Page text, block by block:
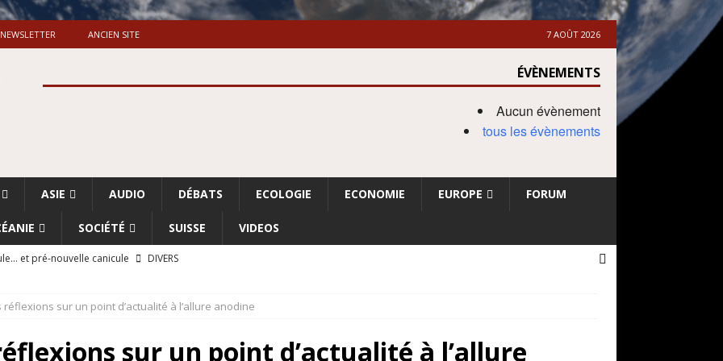
NEWSLETTER ANCIEN SITE 7 AOÛT 2026
ÉVÈNEMENTS
Aucun évènement
tous les évènements
ASIE AUDIO DÉBATS ECOLOGIE ECONOMIE EUROPE FORUM
SOCIÉTÉ SUISSE VIDEOS
et pré-nouvelle canicule
DIVERS
du nettoyage ethnique en Cisjordanie et à Gaza
ISRAËL
sur un point d’actualité à l’allure anodine
sur un point d’actualité à l’allure